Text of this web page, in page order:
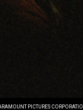
PICTURES